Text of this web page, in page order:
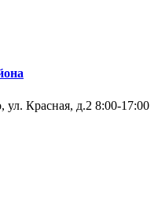
ул. Красная, д.2 8:00-17:00